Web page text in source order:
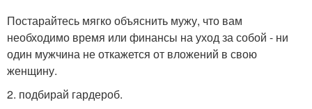
Постарайтесь мягко объяснить мужу, что вам
необходимо время или финансы на уход за собой - ни
один мужчина не откажется от вложений в свою
женщину.
2. подбирай гардероб.